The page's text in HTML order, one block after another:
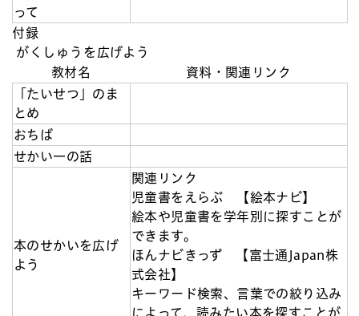
って
付録
がくしゅうを広げよう
教材名
資料・関連リンク
「たいせつ」のま
とめ
おちば
せかい一の話
本のせかいを広げ
よう
関連リンク
児童書をえらぶ 【絵本ナビ】
絵本や児童書を学年別に探すことが
できます。
ほんナビきっず 【富士通Japan株
式会社】
キーワード検索、言葉での絞り込み
によって、読みたい本を探すことが